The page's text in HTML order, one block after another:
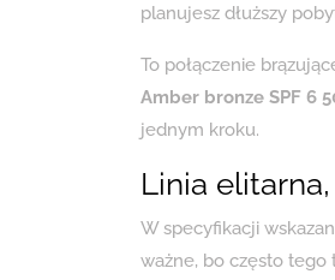
planujesz dłuższy
To połączenie
Amber bronze SPF 6
jednym kroku.
Linia
W specyfikacji
ważne, bo często tego